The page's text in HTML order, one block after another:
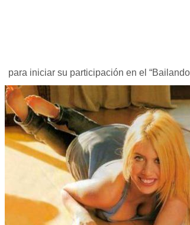
para iniciar su participación en el